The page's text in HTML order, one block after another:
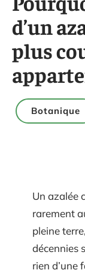
d’un
plus
Botanique
Un azalée
rarement
pleine
décennies
rien d’une